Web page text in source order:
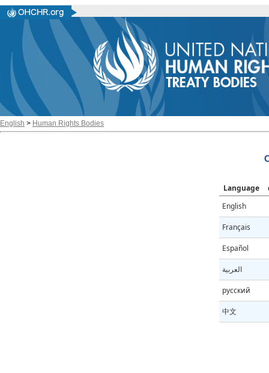
English > Human Rights Bodies
Language
English
Français
Español
العربية
русский
中文